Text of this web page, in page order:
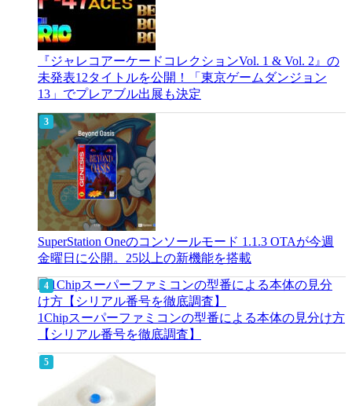
『ジャレコアーケードコレクションVol. 1 & Vol. 2』の
未発表12タイトルを公開！「東京ゲームダンジョン
13」でプレアブル出展も決定
SuperStation Oneのコンソールモード 1.1.3 OTAが今週
金曜日に公開。25以上の新機能を搭載
1Chipスーパーファミコンの型番による本体の見分け方
【シリアル番号を徹底調査】